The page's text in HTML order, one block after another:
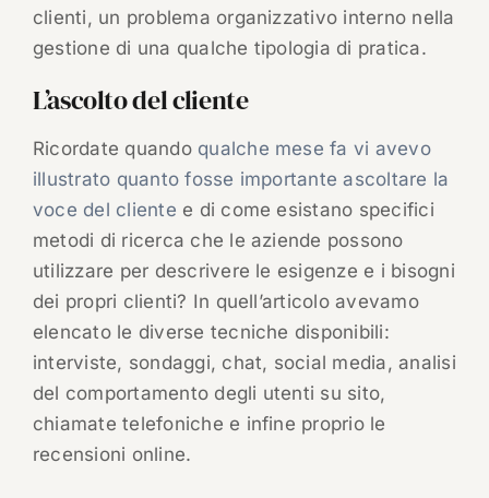
clienti, un problema organizzativo interno nella
gestione di una qualche tipologia di pratica.
L’ascolto del cliente
Ricordate quando qualche mese fa vi avevo
illustrato quanto fosse importante ascoltare la
voce del cliente e di come esistano specifici
metodi di ricerca che le aziende possono
utilizzare per descrivere le esigenze e i bisogni
dei propri clienti? In quell’articolo avevamo
elencato le diverse tecniche disponibili:
interviste, sondaggi, chat, social media, analisi
del comportamento degli utenti su sito,
chiamate telefoniche e infine proprio le
recensioni online.